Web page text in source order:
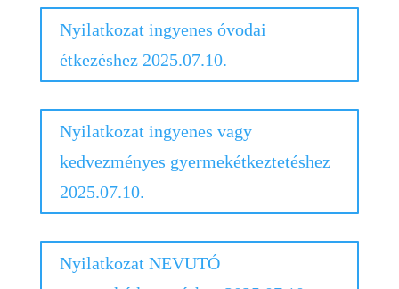
Nyilatkozat ingyenes óvodai
étkezéshez 2025.07.10.
Nyilatkozat ingyenes vagy
kedvezményes gyermekétkeztetéshez
2025.07.10.
Nyilatkozat NEVUTÓ